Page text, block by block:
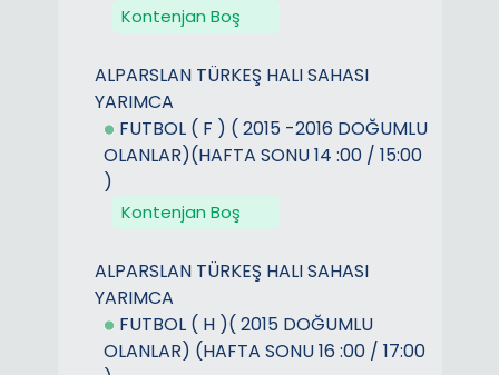
Kontenjan Boş
ALPARSLAN TÜRKEŞ HALI SAHASI
YARIMCA
FUTBOL ( F ) ( 2015 -2016 DOĞUMLU
OLANLAR)(HAFTA SONU 14 :00 / 15:00
)
Kontenjan Boş
ALPARSLAN TÜRKEŞ HALI SAHASI
YARIMCA
FUTBOL ( H )( 2015 DOĞUMLU
OLANLAR) (HAFTA SONU 16 :00 / 17:00